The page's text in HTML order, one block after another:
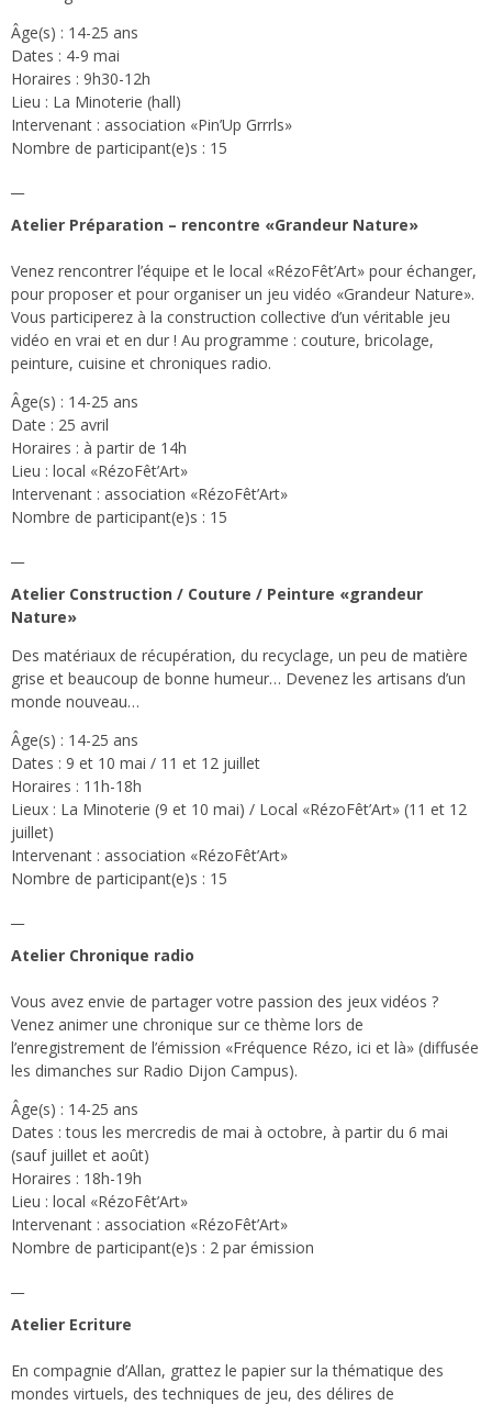
Âge(s) : 14-25 ans
Dates : 4-9 mai
Horaires : 9h30-12h
Lieu : La Minoterie (hall)
Intervenant : association «Pin’Up Grrrls»
Nombre de participant(e)s : 15
Atelier Préparation – rencontre «Grandeur Nature»
Venez rencontrer l’équipe et le local «RézoFêt’Art» pour échanger,
pour proposer et pour organiser un jeu vidéo «Grandeur Nature».
Vous participerez à la construction collective d’un véritable jeu
vidéo en vrai et en dur ! Au programme : couture, bricolage,
peinture, cuisine et chroniques radio.
Âge(s) : 14-25 ans
Date : 25 avril
Horaires : à partir de 14h
Lieu : local «RézoFêt’Art»
Intervenant : association «RézoFêt’Art»
Nombre de participant(e)s : 15
Atelier Construction / Couture / Peinture «grandeur
Nature»
Des matériaux de récupération, du recyclage, un peu de matière
grise et beaucoup de bonne humeur… Devenez les artisans d’un
monde nouveau…
Âge(s) : 14-25 ans
Dates : 9 et 10 mai / 11 et 12 juillet
Horaires : 11h-18h
Lieux : La Minoterie (9 et 10 mai) / Local «RézoFêt’Art» (11 et 12
juillet)
Intervenant : association «RézoFêt’Art»
Nombre de participant(e)s : 15
Atelier Chronique radio
Vous avez envie de partager votre passion des jeux vidéos ?
Venez animer une chronique sur ce thème lors de
l’enregistrement de l’émission «Fréquence Rézo, ici et là» (diffusée
les dimanches sur Radio Dijon Campus).
Âge(s) : 14-25 ans
Dates : tous les mercredis de mai à octobre, à partir du 6 mai
(sauf juillet et août)
Horaires : 18h-19h
Lieu : local «RézoFêt’Art»
Intervenant : association «RézoFêt’Art»
Nombre de participant(e)s : 2 par émission
Atelier Ecriture
En compagnie d’Allan, grattez le papier sur la thématique des
mondes virtuels, des techniques de jeu, des délires de